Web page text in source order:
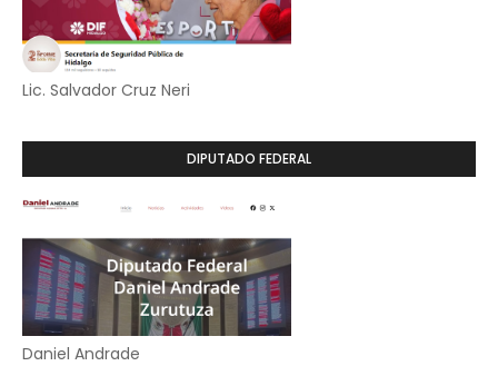
Lic. Salvador Cruz Neri
DIPUTADO FEDERAL
Daniel Andrade